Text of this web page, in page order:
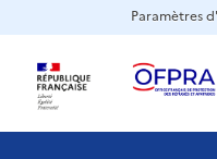
Panneau de gestion des
Paramètres